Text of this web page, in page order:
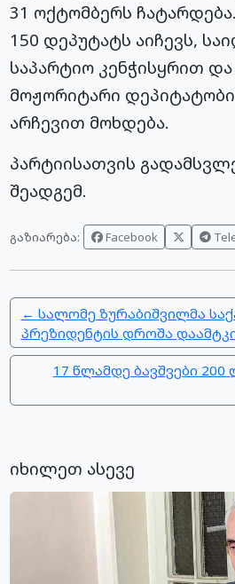
31 ოქტომბერს
150 დეპუტატს აიჩევს,
საპარტიო კენჭისყრით
მოჟორიტარი
არჩევით მოხდება.
პარტიისათვის
შეადგემ.
გაზიარება: Facebook
← სალომე ზურაბიშვილმა
პრეზიდენტის დროშა
17 წლამდე ბავშვები
იხილეთ ასევე